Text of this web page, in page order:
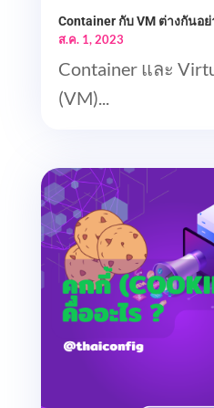
Container กับ VM ต่างกันอย่
ส.ค. 1, 2023
Container และ
(VM)...